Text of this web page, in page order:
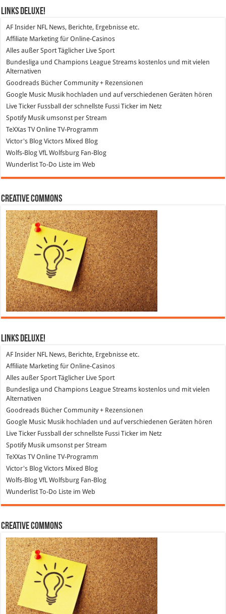
Links DeLuXe!
AF Insider NFL News, Berichte, Ergebnisse etc.
Affiliate Marketing für Online-Casinos
Alles außer SportTäglicher Live Sport
Bundesliga und Champions League Streams kostenlos und mit vielen
Alternativen
Goodreads Bücher Community + Rezensionen
Google Music Musik hochladen und auf verschiedenen Geräten hören
Live Ticker Fussball
der schnellste Fussi Ticker im Netz
SpotifyMusik umsonst per Stream
TeXXas TVOnline TV-Programm
Victor's Blog Victors Mixed Blog
Wolfs-Blog VfL Wolfsburg Fan-Blog
WunderlistTo-Do Liste im Web
Creative Commons
Links DeLuXe!
AF Insider NFL News, Berichte, Ergebnisse etc.
Affiliate Marketing für Online-Casinos
Alles außer Sport Täglicher Live Sport
Bundesliga und Champions League Streams kostenlos und mit vielen
Alternativen
Goodreads Bücher Community + Rezensionen
Google Music Musik hochladen und auf verschiedenen Geräten hören
Live Ticker Fussball der schnellste Fussi Ticker im Netz
SpotifyMusik umsonst per Stream
TeXXas TVOnline TV-Programm
Victor's Blog Victors Mixed Blog
Wolfs-Blog VfL Wolfsburg Fan-Blog
Wunderlist To-Do Liste im Web
Creative Commons